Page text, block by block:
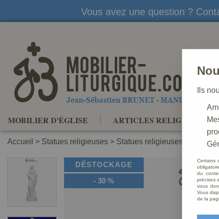
Vous avez une question ?
MOBILIER D'ÉGLISE ARTICLES RELIGIEUX
Accueil > Statues religieuses > Statues religieuses de la
DÉSTOCKAGE
-30 %
Ils
Certains
du
précises
vous
Vous
de la